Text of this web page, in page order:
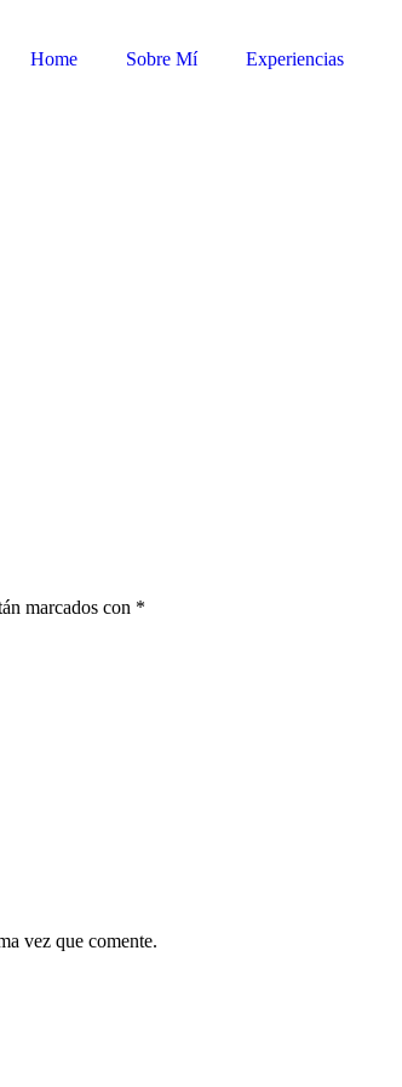
Home Sobre Mí Experiencias
marcados con *
vez que comente.